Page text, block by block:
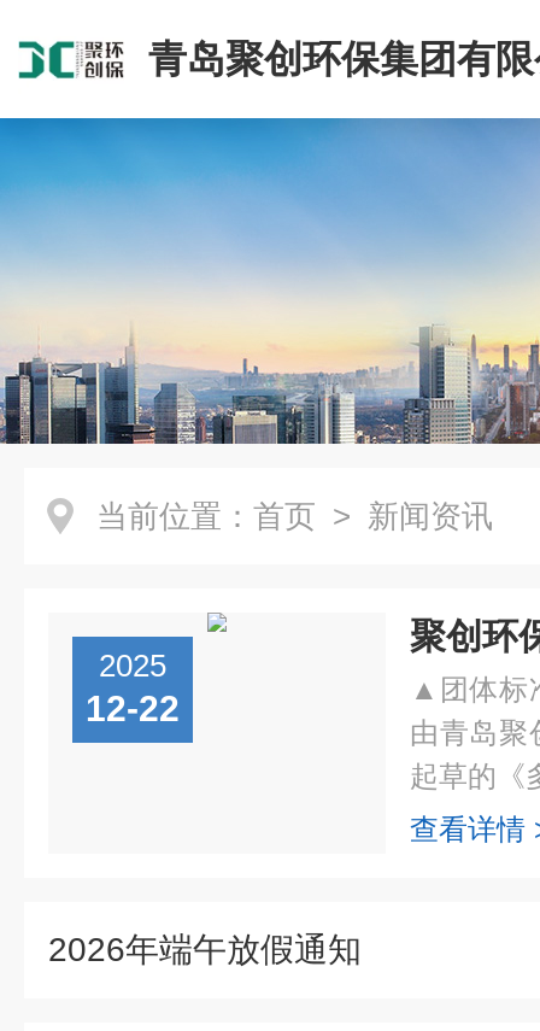
青岛聚创环保集团有
当前位置： 首页 > 新闻资讯
2025
12-22
▲团体标
由青岛聚
起草的《
查看详情
2026年端午放假通知